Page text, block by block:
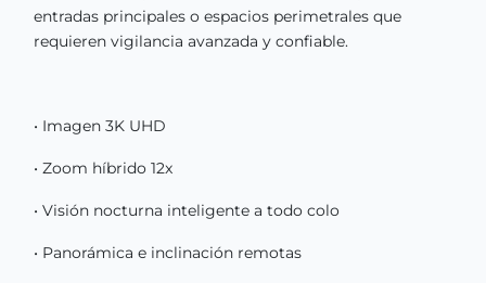
entradas principales o espacios perimetrales que
requieren vigilancia avanzada y confiable.
• Imagen 3K UHD
• Zoom híbrido 12x
• Visión nocturna inteligente a todo colo
• Panorámica e inclinación remotas